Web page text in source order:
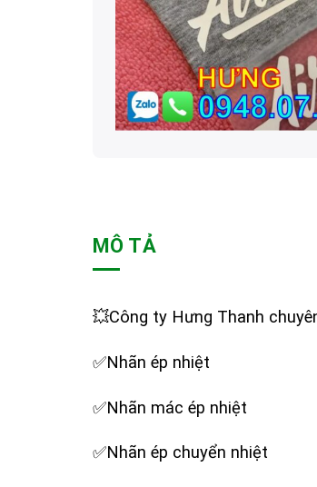
MÔ TẢ
💥Công ty Hưng Thanh
✅Nhãn ép nhiệt
✅Nhãn mác ép nhiệt
✅Nhãn ép chuyển nhiệt